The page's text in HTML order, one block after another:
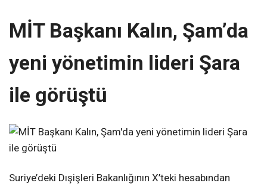
MİT Başkanı Kalın, Şam’da
yeni yönetimin lideri Şara
ile görüştü
Suriye’deki Dışişleri Bakanlığının X’teki hesabından